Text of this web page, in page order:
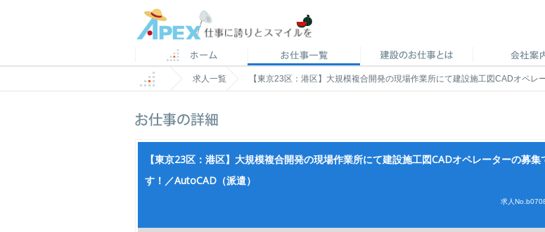
求人一覧 【東京23区：港区】大規模複合開発の現場作業所にて建設施工図CADオペレ
【東京23区：港区】大規模複合開発の現場作業所にて建設施工図CADオペレーターの募集
す！／AutoCAD（派遣）
求人